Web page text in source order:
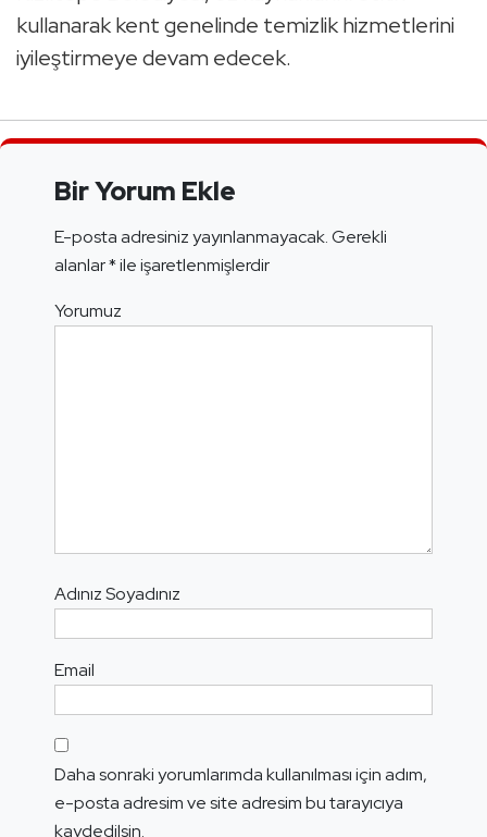
kullanarak kent genelinde temizlik hizmetlerini
iyileştirmeye devam edecek.
Bir Yorum Ekle
E-posta adresiniz yayınlanmayacak.Gerekli
alanlar*ile işaretlenmişlerdir
Yorumuz
Adınız Soyadınız
Email
Daha sonraki yorumlarımda kullanılması için adım,
e-posta adresim ve site adresim bu tarayıcıya
kaydedilsin.